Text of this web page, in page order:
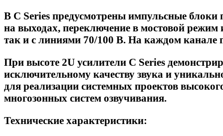
В C Series предусмотрены импульсные
на выходах, переключение в мостовой режим
так и с линиями 70/100 В. На каждом канале
При высоте 2U усилители C Series
исключительному качеству звука и
для реализации системных проектов
многозонных систем озвучивания.
Технические характеристики: